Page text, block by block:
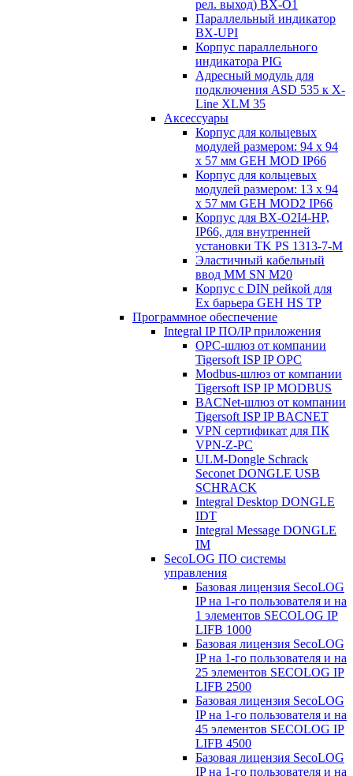
рел. выход) BX-O1
Параллельный индикатор
BX-UPI
Корпус параллельного
индикатора PIG
Адресный модуль для
подключения ASD 535 к X-
Line XLM 35
Аксессуары
Корпус для кольцевых
модулей размером: 94 x 94
x 57 мм GEH MOD IP66
Корпус для кольцевых
модулей размером: 13 x 94
x 57 мм GEH MOD2 IP66
Корпус для BX-O2I4-HP,
IP66, для внутренней
установки TK PS 1313-7-M
Эластичный кабельный
ввод MM SN M20
Корпус с DIN рейкой для
Ex барьера GEH HS TP
Программное обеспечение
Integral IP ПО/IP приложения
OPC-шлюз от компании
Tigersoft ISP IP OPC
Modbus-шлюз от компании
Tigersoft ISP IP MODBUS
BACNet-шлюз от компании
Tigersoft ISP IP BACNET
VPN сертификат для ПК
VPN-Z-PC
ULM-Dongle Schrack
Seconet DONGLE USB
SCHRACK
Integral Desktop DONGLE
IDT
Integral Message DONGLE
IM
SecoLOG ПО системы
управления
Базовая лицензия SecoLOG
IP на 1-го пользователя и на
1 элементов SECOLOG IP
LIFB 1000
Базовая лицензия SecoLOG
IP на 1-го пользователя и на
25 элементов SECOLOG IP
LIFB 2500
Базовая лицензия SecoLOG
IP на 1-го пользователя и на
45 элементов SECOLOG IP
LIFB 4500
Базовая лицензия SecoLOG
IP на 1-го пользователя и на